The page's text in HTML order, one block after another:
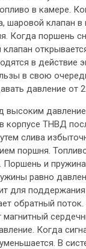
в камере.
шаровой клапан
Когда поршень
клапан
в действие
в свою
давление от
высоким
корпусе ТНВД
слива
поршня.
Поршень и
равно
для
обратный
магнитный
Когда
В